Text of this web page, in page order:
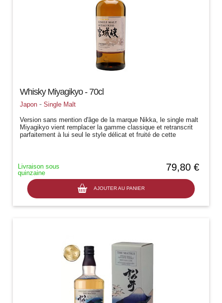
Whisky Miyagikyo - 70cl
Japon -Single Malt
Version sans mention d'âge de la marque Nikka, le single malt
Miyagikyo vient remplacer la gamme classique et retranscrit
parfaitement à lui seul le style délicat et fruité de cette
79,80 €
AJOUTER AU PANIER
Livraison sous
quinzaine